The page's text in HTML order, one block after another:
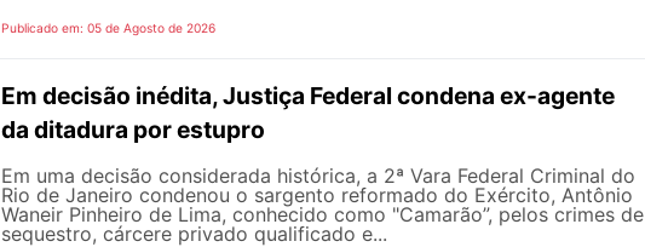
Publicado em: 05 de Agosto de 2026
Em decisão inédita, Justiça Federal condena ex-agente
da ditadura por estupro
Em uma decisão considerada histórica, a 2ª Vara Federal Criminal do
Rio de Janeiro condenou o sargento reformado do Exército, Antônio
Waneir Pinheiro de Lima, conhecido como "Camarão”, pelos crimes de
sequestro, cárcere privado qualificado e...